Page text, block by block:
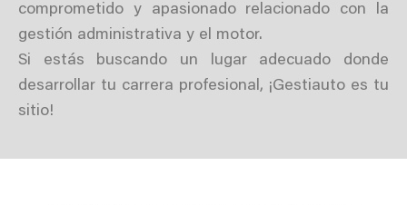
comprometido y apasionado relacionado con la
gestión administrativa y el motor.
Si estás buscando un lugar adecuado donde
desarrollar tu carrera profesional, ¡Gestiauto es tu
sitio!